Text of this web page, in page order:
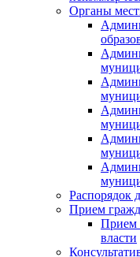
Органы
Распорядок
Прием
Прием
власти